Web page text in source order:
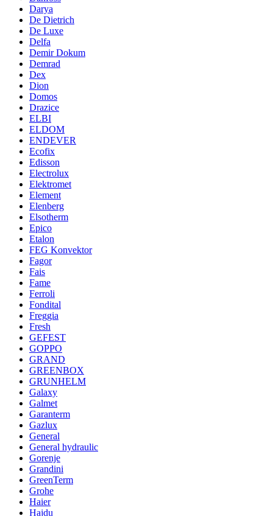
Darya
De Dietrich
De Luxe
Delfa
Demir Dokum
Demrad
Dex
Dion
Domos
Drazice
ELBI
ELDOM
ENDEVER
Ecofix
Edisson
Electrolux
Elektromet
Element
Elenberg
Elsotherm
Epico
Etalon
FEG Konvektor
Fagor
Fais
Fame
Ferroli
Fondital
Freggia
Fresh
GEFEST
GOPPO
GRAND
GREENBOX
GRUNHELM
Galaxy
Galmet
Garanterm
Gazlux
General
General hydraulic
Gorenje
Grandini
GreenTerm
Grohe
Haier
Hajdu